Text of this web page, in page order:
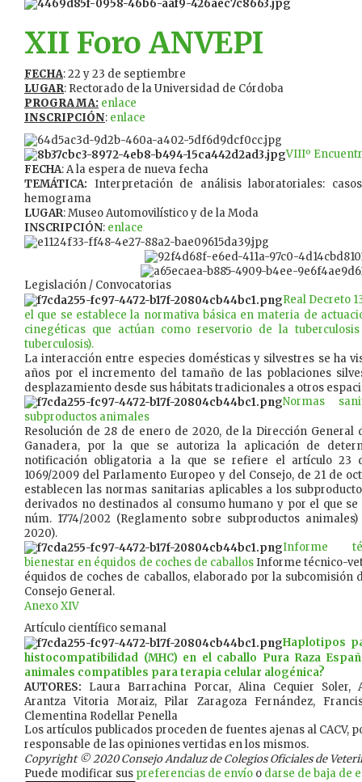
XII Foro ANVEPI
FECHA: 22 y 23 de septiembre
LUGAR: Rectorado de la Universidad de Córdoba
PROGRAMA: enlace
INSCRIPCIÓN: enlace
VIIIº
FECHA: A la espera de nueva fecha
TEMÁTICA: Interpretación de análisis laboratoriales:
hemograma
LUGAR: Museo Automovilístico y de la Moda
INSCRIPCIÓN: enlace
Legislación / Convocatorias
Real Decreto
el que se establece la normativa básica en materia de
cinegéticas que actúan como reservorio de la
tuberculosis).
La interacción entre especies domésticas y silvestres se ha
años por el incremento del tamaño de las poblaciones
desplazamiento desde sus hábitats tradicionales a otros
Normas
subproductos animales
Resolución de 28 de enero de 2020, de la Dirección General
Ganadera, por la que se autoriza la aplicación de
notificación obligatoria a la que se refiere el artículo 23
1069/2009 del Parlamento Europeo y del Consejo, de 21 de
establecen las normas sanitarias aplicables a los
derivados no destinados al consumo humano y por el que se
núm. 1774/2002 (Reglamento sobre subproductos
2020).
Informe
bienestar en équidos de coches de caballosInforme técnico-
équidos de coches de caballos, elaborado por la subcomisión
Consejo General.
Anexo XIV
Artículo científico semanal
Haplotipos
histocompatibilidad (MHC) en el caballo Pura Raza
animales compatibles para terapia celular alogénica?
AUTORES: Laura Barrachina Porcar, Alina Cequier Soler,
Arantza Vitoria Moraiz, Pilar Zaragoza Fernández,
Clementina Rodellar Penella
Los artículos publicados proceden de fuentes ajenas al CACV,
responsable de las opiniones vertidas en los mismos.
Copyright © 2020 Consejo Andaluz de Colegios Oficiales de
Puede modificar sus preferencias de envío o darse de baja de